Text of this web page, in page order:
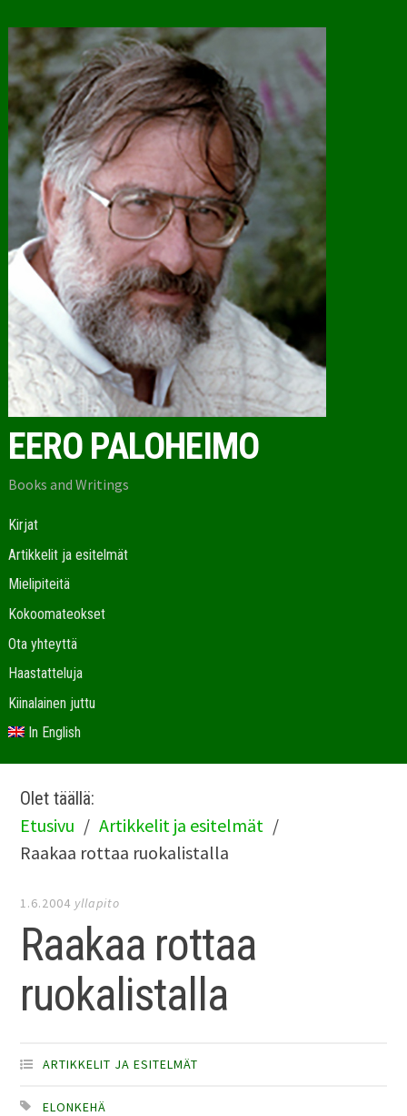
EERO PALOHEIMO
Books and Writings
Kirjat
Artikkelit ja esitelmät
Mielipiteitä
Kokoomateokset
Ota yhteyttä
Haastatteluja
Kiinalainen juttu
In English
Olet täällä:
Etusivu
Artikkelit ja esitelmät
Raakaa rottaa ruokalistalla
1.6.2004 yllapito
Raakaa rottaa
ruokalistalla
ARTIKKELIT JA ESITELMÄT
ELONKEHÄ